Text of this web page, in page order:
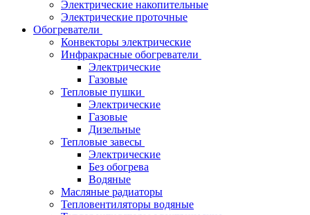
Электрические накопительные
Электрические проточные
Обогреватели
Конвекторы электрические
Инфракрасные обогреватели
Электрические
Газовые
Тепловые пушки
Электрические
Газовые
Дизельные
Тепловые завесы
Электрические
Без обогрева
Водяные
Масляные радиаторы
Тепловентиляторы водяные